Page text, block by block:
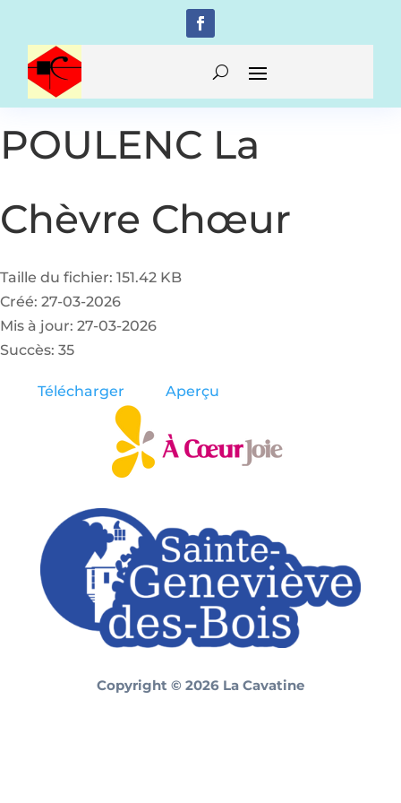
POULENC La
Chèvre Chœur
Taille du fichier: 151.42 KB
Créé: 27-03-2026
Mis à jour: 27-03-2026
Succès: 35
Télécharger Aperçu
Copyright © 2026 La Cavatine